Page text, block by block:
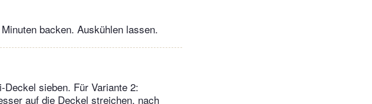
backen. Auskühlen lassen.
sieben. Für Variante 2:
auf die Deckel streichen, nach